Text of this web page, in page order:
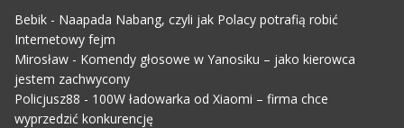
Bebik- Naapada Nabang, czyli jak Polacy potrafią robić
Internetowy fejm
Mirosław- Komendy głosowe w Yanosiku – jako kierowca
jestem zachwycony
Policjusz88 - 100W ładowarka od Xiaomi – firma chce
wyprzedzić konkurencję